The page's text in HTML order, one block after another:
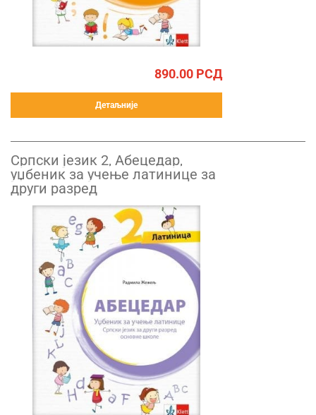
890.00 РСД
Детаљније
Српски језик 2, Абецедар,
уџбеник за учење латинице за
други разред